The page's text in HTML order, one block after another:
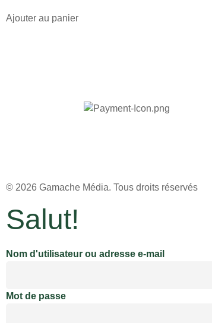
Ajouter au panier
© 2026 Gamache Média. Tous droits réservés
Salut!
Nom d'utilisateur ou adresse e-mail
Mot de passe